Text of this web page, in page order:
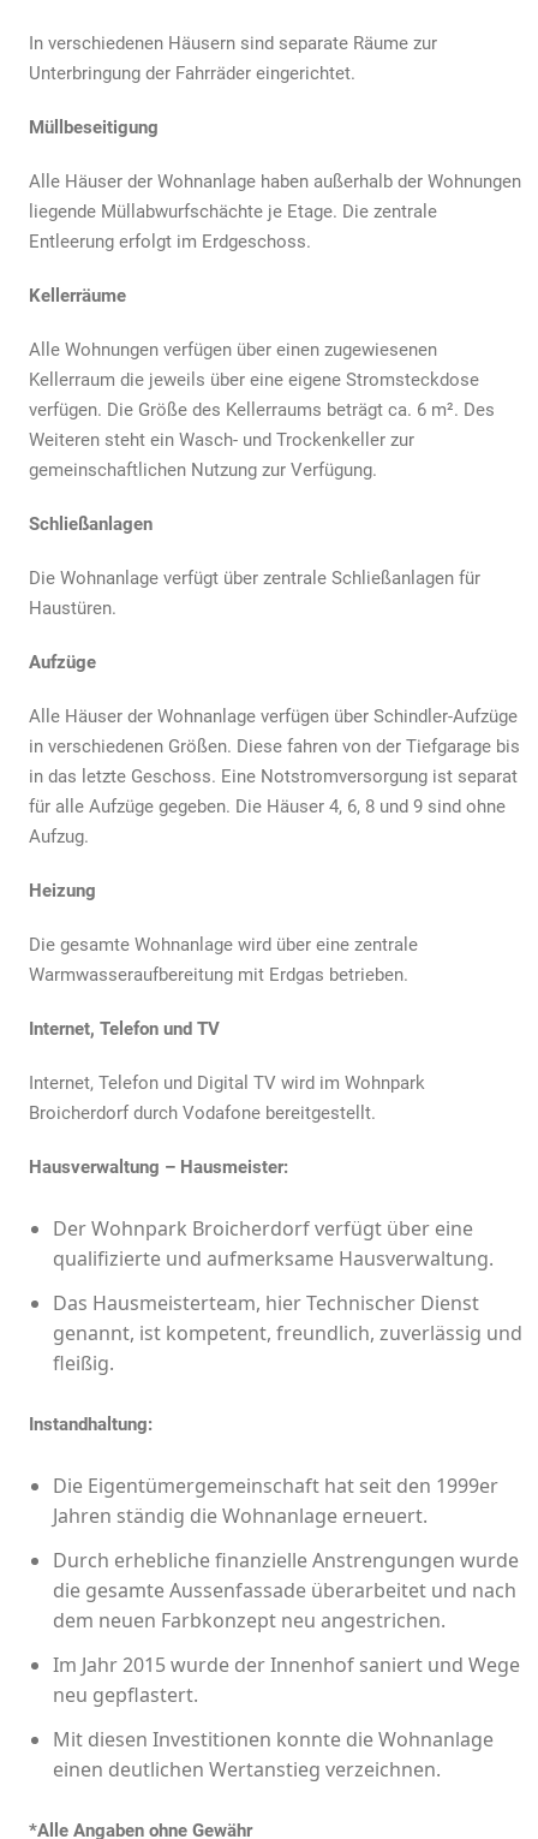
In verschiedenen Häusern sind separate Räume zur
Unterbringung der Fahrräder eingerichtet.
Müllbeseitigung
Alle Häuser der Wohnanlage haben außerhalb der Wohnungen
liegende Müllabwurfschächte je Etage. Die zentrale
Entleerung erfolgt im Erdgeschoss.
Kellerräume
Alle Wohnungen verfügen über einen zugewiesenen
Kellerraum die jeweils über eine eigene Stromsteckdose
verfügen. Die Größe des Kellerraums beträgt ca. 6 m². Des
Weiteren steht ein Wasch- und Trockenkeller zur
gemeinschaftlichen Nutzung zur Verfügung.
Schließanlagen
Die Wohnanlage verfügt über zentrale Schließanlagen für
Haustüren.
Aufzüge
Alle Häuser der Wohnanlage verfügen über Schindler-Aufzüge
in verschiedenen Größen. Diese fahren von der Tiefgarage bis
in das letzte Geschoss. Eine Notstromversorgung ist separat
für alle Aufzüge gegeben. Die Häuser 4, 6, 8 und 9 sind ohne
Aufzug.
Heizung
Die gesamte Wohnanlage wird über eine zentrale
Warmwasseraufbereitung mit Erdgas betrieben.
Internet, Telefon und TV
Internet, Telefon und Digital TV wird im Wohnpark
Broicherdorf durch Vodafone bereitgestellt.
Hausverwaltung – Hausmeister:
Der Wohnpark Broicherdorf verfügt über eine
qualifizierte und aufmerksame Hausverwaltung.
Das Hausmeisterteam, hier Technischer Dienst
genannt, ist kompetent, freundlich, zuverlässig und
fleißig.
Instandhaltung:
Die Eigentümergemeinschaft hat seit den 1999er
Jahren ständig die Wohnanlage erneuert.
Durch erhebliche finanzielle Anstrengungen wurde
die gesamte Aussenfassade überarbeitet und nach
dem neuen Farbkonzept neu angestrichen.
Im Jahr 2015 wurde der Innenhof saniert und Wege
neu gepflastert.
Mit diesen Investitionen konnte die Wohnanlage
einen deutlichen Wertanstieg verzeichnen.
*Alle Angaben ohne Gewähr